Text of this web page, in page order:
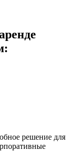
решение для